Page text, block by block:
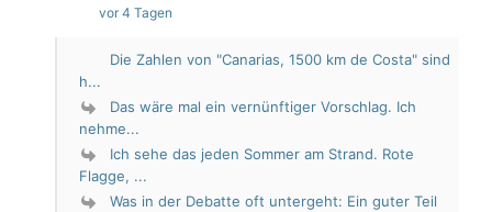
vor 4 Tagen
Die Zahlen von "Canarias, 1500 km de Costa" sind
h...
Das wäre mal ein vernünftiger Vorschlag. Ich
nehme...
Ich sehe das jeden Sommer am Strand. Rote
Flagge, ...
Was in der Debatte oft untergeht: Ein guter Teil